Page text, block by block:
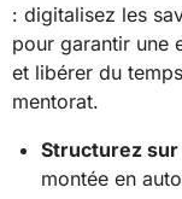
: digitalisez les
pour garantir une
et libérer du
mentorat.
Structurez sur
montée en